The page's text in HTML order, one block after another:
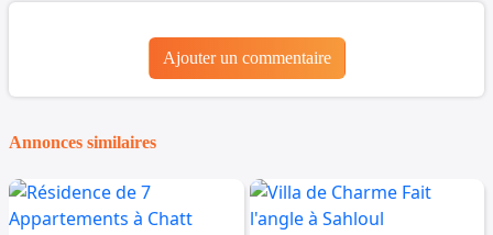
Ajouter un commentaire
Annonces similaires